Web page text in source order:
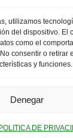
utilizamos
del dispositivo. El
como el
consentir o retirar
y funciones.
Denegar
POLITICA DE
DE
SUS DATOS